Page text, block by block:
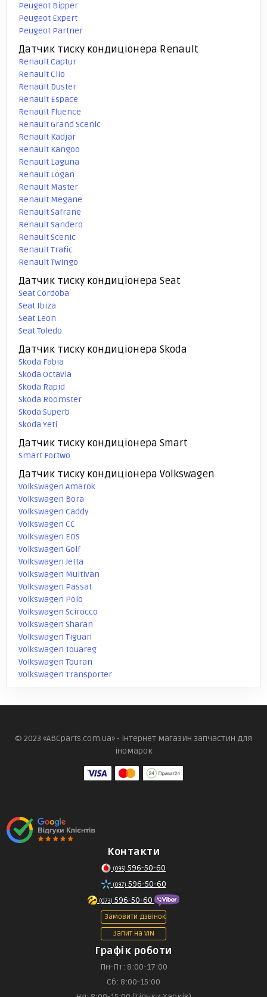
Peugeot Bipper
Peugeot Expert
Peugeot Partner
Датчик тиску кондиціонера Renault
Renault Captur
Renault Clio
Renault Duster
Renault Espace
Renault Fluence
Renault Grand Scenic
Renault Kadjar
Renault Kangoo
Renault Laguna
Renault Logan
Renault Master
Renault Megane
Renault Safrane
Renault Sandero
Renault Scenic
Renault Trafic
Renault Twingo
Датчик тиску кондиціонера Seat
Seat Cordoba
Seat Ibiza
Seat Leon
Seat Toledo
Датчик тиску кондиціонера Skoda
Skoda Fabia
Skoda Octavia
Skoda Rapid
Skoda Roomster
Skoda Superb
Skoda Yeti
Датчик тиску кондиціонера Smart
Smart Fortwo
Датчик тиску кондиціонера Volkswagen
Volkswagen Amarok
Volkswagen Bora
Volkswagen Caddy
Volkswagen CC
Volkswagen EOS
Volkswagen Golf
Volkswagen Jetta
Volkswagen Multivan
Volkswagen Passat
Volkswagen Polo
Volkswagen Scirocco
Volkswagen Sharan
Volkswagen Tiguan
Volkswagen Touareg
Volkswagen Touran
Volkswagen Transporter
© 2023 «ABCparts.com.ua» - інтернет магазин запчастин для
іномарок
Контакти
(095) 596-50-60
(097) 596-50-60
(073) 596-50-60
Замовити дзвінок
Запит на VIN
Графік роботи
Пн-Пт: 8:00-17:00
Сб: 8:00-15:00